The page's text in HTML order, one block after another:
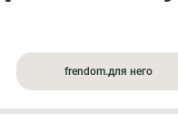
frendom.для него